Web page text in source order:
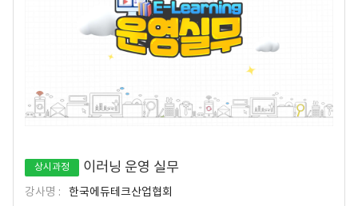
상시과정 이러닝 운영 실무
강사명 :
한국에듀테크산업협회